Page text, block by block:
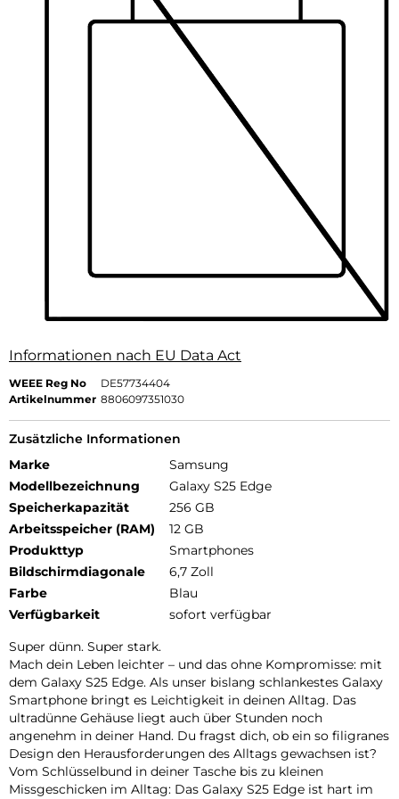
Informationen nach EU Data Act
WEEE Reg No
DE57734404
Artikelnummer 8806097351030
Zusätzliche Informationen
Marke
Samsung
Modellbezeichnung
Galaxy S25 Edge
Speicherkapazität
256 GB
Arbeitsspeicher (RAM)
12 GB
Produkttyp
Smartphones
Bildschirmdiagonale
6,7 Zoll
Farbe
Blau
Verfügbarkeit
sofort verfügbar
Super dünn. Super stark.
Mach dein Leben leichter – und das ohne Kompromisse: mit
dem Galaxy S25 Edge. Als unser bislang schlankestes Galaxy
Smartphone bringt es Leichtigkeit in deinen Alltag. Das
ultradünne Gehäuse liegt auch über Stunden noch
angenehm in deiner Hand. Du fragst dich, ob ein so filigranes
Design den Herausforderungen des Alltags gewachsen ist?
Vom Schlüsselbund in deiner Tasche bis zu kleinen
Missgeschicken im Alltag: Das Galaxy S25 Edge ist hart im